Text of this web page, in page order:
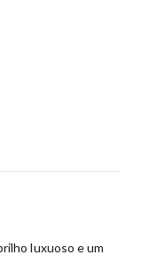
luxuoso e um